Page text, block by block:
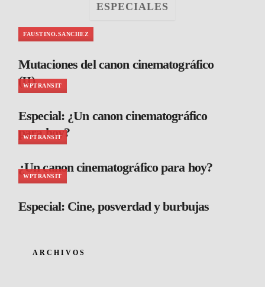
ESPECIALES
FAUSTINO.SANCHEZ
Mutaciones del canon cinematográfico
(II)
WPTRANSIT
Especial: ¿Un canon cinematográfico
para hoy?
WPTRANSIT
¿Un canon cinematográfico para hoy?
WPTRANSIT
Especial: Cine, posverdad y burbujas
ARCHIVOS